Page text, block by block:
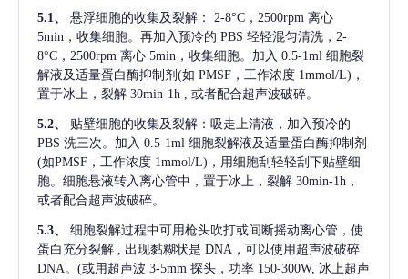
5.1、 悬浮细胞的收集及裂解：
2-8°C，2500rpm 离心
5min，收集细胞。再加入预冷的 PBS 轻轻混匀清洗，2-
8°C，2500rpm 离心 5min，收集细胞。加入 0.5-1ml 细胞裂
解液及适量蛋白酶抑制剂(如 PMSF，工作浓度 1mmol/L)，
置于冰上，裂解 30min-1h , 或者配合超声波破碎。
5.2、
贴壁细胞的收集及裂解：吸走上清液，加入预冷的
PBS 洗三次。加入 0.5-1ml 细胞裂解液及适量蛋白酶抑制剂
(如PMSF，工作浓度 1mmol/L)，用细胞刮轻轻刮下贴壁细
胞。细胞悬液转入离心管中，置于冰上，裂解 30min-1h，
或者配合超声波破碎。
5.3、
细胞裂解过程中可用枪头吹打或间断摇动离心管，使
蛋白充分裂解
, 出现黏糊状是 DNA，可以使用超声波破碎
DNA。(或用超声波 3-5mm 探头，功率 150-300W, 冰上超声